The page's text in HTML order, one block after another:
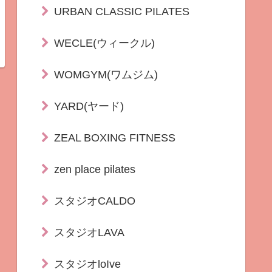
URBAN CLASSIC PILATES
WECLE(ウィークル)
WOMGYM(ワムジム)
YARD(ヤード)
ZEAL BOXING FITNESS
zen place pilates
スタジオCALDO
スタジオLAVA
スタジオloIve